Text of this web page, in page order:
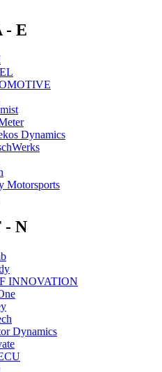
- E
Dynamics
Motorsports
- N
INNOVATION
Dynamics